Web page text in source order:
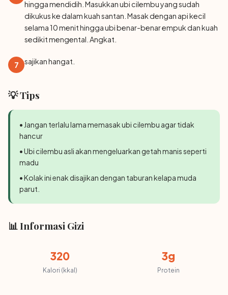
hingga mendidih. Masukkan ubi cilembu yang sudah
dikukus ke dalam kuah santan. Masak dengan api kecil
selama 10 menit hingga ubi benar-benar empuk dan kuah
sedikit mengental. Angkat.
7 sajikan hangat.
💡 Tips
• Jangan terlalu lama memasak ubi cilembu agar tidak
hancur
• Ubi cilembu asli akan mengeluarkan getah manis seperti
madu
• Kolak ini enak disajikan dengan taburan kelapa muda
parut.
📊 Informasi Gizi
320
Kalori (kkal)
3g
Protein